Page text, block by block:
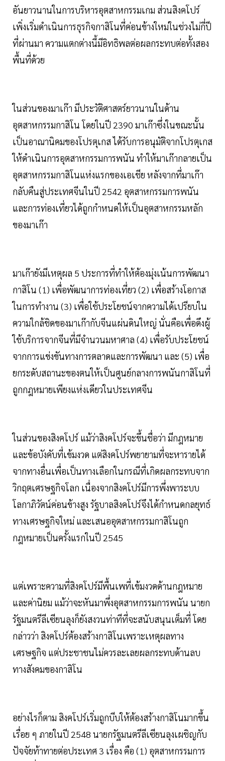
อันยาวนานในการบริหารอุตสาหกรรมเกม ส่วนสิงคโปร์
เพิ่งเริ่มดำเนินการธุรกิจกาสิโนที่ค่อนข้างใหม่ในช่วงไม่กี่ปี
ที่ผ่านมา ความแตกต่างนี้มีอิทธิพลต่อผลกระทบต่อทั้งสอง
พื้นที่ด้วย
ในส่วนของมาเก๊า มีประวัติศาสตร์ยาวนานในด้าน
อุตสาหกรรมกาสิโน โดยในปี 2390 มาเก๊าซึ่งในขณะนั้น
เป็นอาณานิคมของโปรตุเกส ได้รับการอนุมัติจากโปรตุเกส
ให้ดำเนินการอุตสาหกรรมการพนัน ทำให้มาเก๊ากลายเป็น
อุตสาหกรรมกาสิโนแห่งแรกของเอเชีย หลังจากที่มาเก๊า
กลับคืนสู่ประเทศจีนในปี 2542 อุตสาหกรรมการพนัน
และการท่องเที่ยวได้ถูกกำหนดให้เป็นอุตสาหกรรมหลัก
ของมาเก๊า
มาเก๊ายังมีเหตุผล 5 ประการที่ทำให้ต้องมุ่งเน้นการพัฒนา
กาสิโน (1) เพื่อพัฒนาการท่องเที่ยว (2) เพื่อสร้างโอกาส
ในการทำงาน (3) เพื่อใช้ประโยชน์จากความได้เปรียบใน
ความใกล้ชิดของมาเก๊ากับจีนแผ่นดินใหญ่ นั่นคือเพื่อดึงผู้
ใช้บริการจากจีนที่มีจำนวนมหาศาล (4) เพื่อรับประโยชน์
จากการแข่งขันทางการตลาดและการพัฒนา และ (5) เพื่อ
ยกระดับสถานะของตนให้เป็นศูนย์กลางการพนันกาสิโนที่
ถูกกฎหมายเพียงแห่งเดียวในประเทศจีน
ในส่วนของสิงคโปร์ แม้ว่าสิงคโปร์จะขึ้นชื่อว่า มีกฎหมาย
และข้อบังคับที่เข้มงวด แต่สิงคโปร์พยายามที่จะหารายได้
จากทางอื่นเพื่อเป็นทางเลือกในกรณีที่เกิดผลกระทบจาก
วิกฤตเศรษฐกิจโลก เนื่องจากสิงคโปร์มีการพึ่งพาระบบ
โลกาภิวัตน์ค่อนข้างสูง รัฐบาลสิงคโปร์จึงได้กำหนดกลยุทธ์
ทางเศรษฐกิจใหม่ และเสนออุตสาหกรรมกาสิโนถูก
กฎหมายเป็นครั้งแรกในปี 2545
แต่เพราะความที่สิงคโปร์มีพื้นเพที่เข้มงวดด้านกฎหมาย
และค่านิยม แม้ว่าจะหันมาพึ่งอุตสาหกรรมการพนัน นายก
รัฐมนตรีลีเซียนลุงก็ยังสงวนท่าทีที่จะสนับสนุนเต็มที่ โดย
กล่าวว่า สิงคโปร์ต้องสร้างกาสิโนเพราะเหตุผลทาง
เศรษฐกิจ แต่ประชาชนไม่ควรละเลยผลกระทบด้านลบ
ทางสังคมของกาสิโน
อย่างไรก็ตาม สิงคโปร์เริ่มถูกบีบให้ต้องสร้างกาสิโนมากขึ้น
เรื่อย ๆ ภายในปี 2548 นายกรัฐมนตรีลีเซียนลุงเผชิญกับ
ปัจจัยท้าทายต่อประเทศ 3 เรื่อง คือ (1) อุตสาหกรรมการ